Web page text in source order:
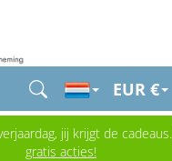
EUR €
jij krijgt de cadeaus.
gratis acties!